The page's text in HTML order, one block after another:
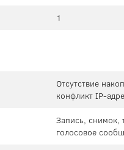
1
Отсутствие
конфликт IP-
Запись, снимок,
голосовое